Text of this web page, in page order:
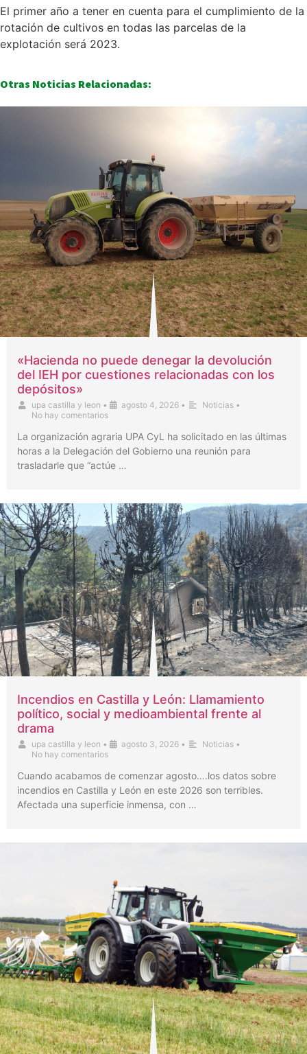
El primer año a tener en cuenta para el cumplimiento de la
rotación de cultivos en todas las parcelas de la
explotación será 2023.
Otras Noticias Relacionadas:
«Hacienda no puede denegar la devolución
del IEH por cuestiones relacionadas con los
depósitos»
upa castilla y leon • agosto 4, 2026 • Noticias •
No hay comentarios
La organización agraria UPA CyL ha solicitado en las últimas
horas a la Delegación del Gobierno una reunión para
trasladarle que “actúe …
Incendios en Castilla y León: Llamamiento
político, social y medioambiental frente al
drama
upa castilla y leon • agosto 3, 2026 • Noticias •
No hay comentarios
Cuando acabamos de comenzar agosto….los datos sobre
incendios en Castilla y León en este 2026 son terribles.
Afectada una superficie inmensa, con …